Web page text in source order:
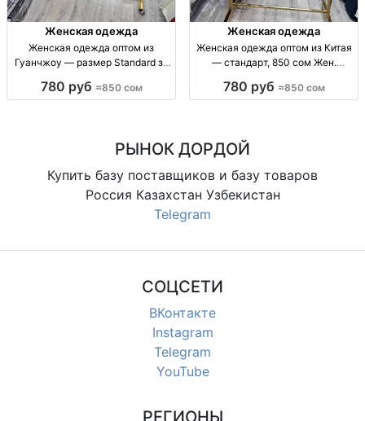
Женская одежда
Женская одежда оптом из
Гуанчжоу — размер Standard за
р-р Standard, поставка из
780 руб ≈850 сом
Женская одежда
Женская одежда оптом из Китая
— стандарт, 850 сом Жен.
850 сом, поставки из Гуанчжоу.
780 руб ≈850 сом
РЫНОК ДОРДОЙ
Купить базу поставщиков и базу товаров
Россия Казахстан Узбекистан
Telegram
СОЦСЕТИ
ВКонтакте
Instagram
Telegram
YouTube
РЕГИОНЫ